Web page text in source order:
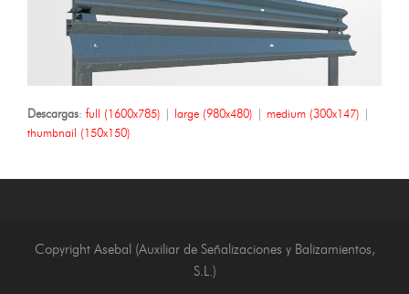
Descargas: full (1600x785) | large (980x480) | medium (300x147) |
thumbnail (150x150)
Copyright Asebal (Auxiliar de Señalizaciones y Balizamientos,
S.L.)